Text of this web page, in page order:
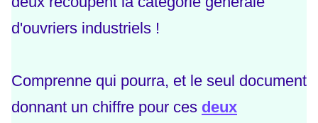
d'ouvriers industriels !
Comprenne qui pourra, et le seul document
donnant un chiffre pour ces deux